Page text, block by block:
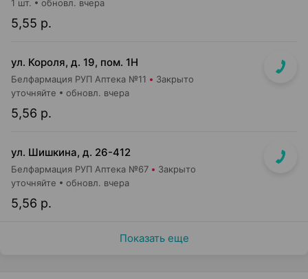
5,55 р.
1 шт. обновл. вчера
ул. Короля, д. 19, пом. 1Н
Белфармация РУП Аптека №11 Закрыто
5,56 р.
уточняйте обновл. вчера
ул. Шишкина, д. 26-412
Белфармация РУП Аптека №67 Закрыто
5,56 р.
уточняйте обновл. вчера
Показать еще